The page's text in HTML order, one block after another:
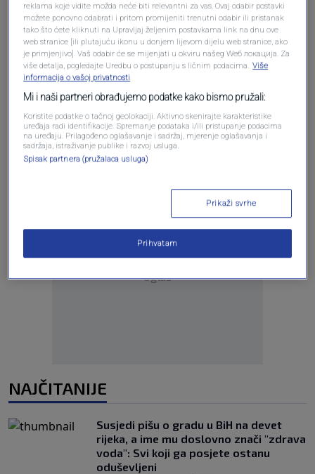
Oglas
Oglas
NAJČITANIJE
Susjedi pišu o gradu u BiH na devet
rijeka, a ime mu doslovno znači "zdrava
voda": Svi koji ga posjete ostanu
oduševljeni
reklama koje vidite možda neće biti relevantni za vas. Ovaj odabir postavki
možete ponovno odabrati i pritom promijeniti trenutni odabir ili pristanak
tako što ćete kliknuti na Upravljaj željenim postavkama link na dnu ove
web stranice [ili plutajuću ikonu u donjem lijevom dijelu web stranice, ako
je primjenjivo]. Vaš odabir će se mijenjati u okviru našeg Wеб локација. Za
više detalja, pogledajte Uredbu o postupanju s ličnim podacima. Više
informacija o vašoj privatnosti
Mi i naši partneri obrađujemo podatke kako bismo pružali:
Koristite podatke o tačnoj geolokaciji. Aktivno skenirajte karakteristike
uređaja radi identifikacije. Spremanje podataka i/ili pristupanje podacima
na uređaju. Prilagođeno oglašavanje i sadržaj, mjerenje oglašavanja i
sadržaja, istraživanje publike i razvoj usluga.
Spisak partnera (pružalaca usluga)
Prikaži svrhe
Prihvatam